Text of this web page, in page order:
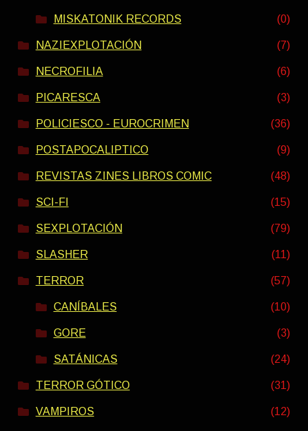
MISKATONIK RECORDS (0)
NAZIEXPLOTACIÓN (7)
NECROFILIA (6)
PICARESCA (3)
POLICIESCO - EUROCRIMEN (36)
POSTAPOCALIPTICO (9)
REVISTAS ZINES LIBROS COMIC (48)
SCI-FI (15)
SEXPLOTACIÓN (79)
SLASHER (11)
TERROR (57)
CANÍBALES (10)
GORE (3)
SATÁNICAS (24)
TERROR GÓTICO (31)
VAMPIROS (12)